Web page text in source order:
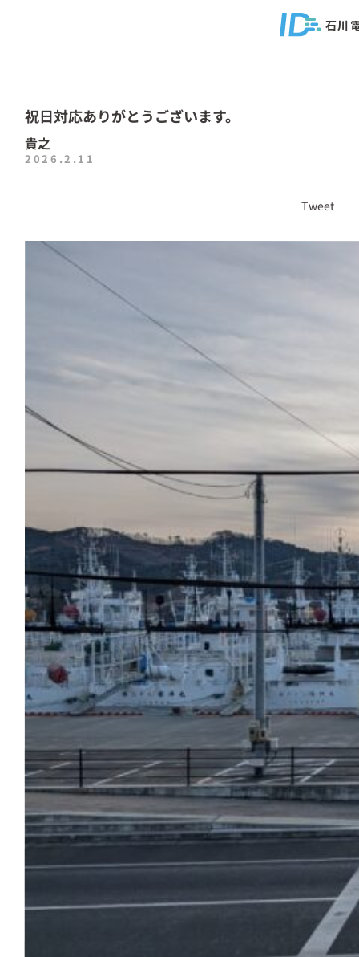
石川
祝日対応ありがとうございます。
貴之
2026.2.11
Tweet